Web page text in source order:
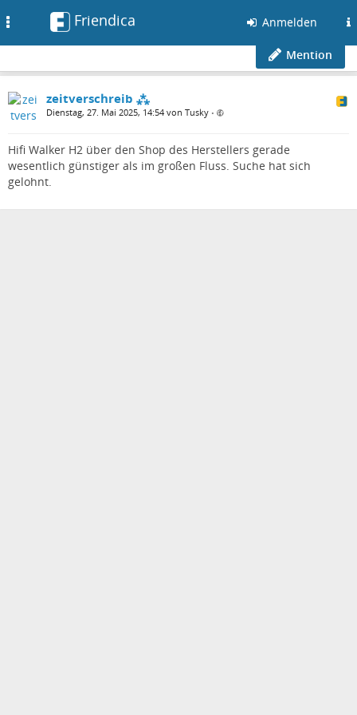
Friendica Anmelden
Mention
zeitverschreib ⁂
Dienstag, 27. Mai 2025, 14:54 von Tusky •
Hifi Walker H2 über den Shop des Herstellers gerade
wesentlich günstiger als im großen Fluss. Suche hat sich
gelohnt.